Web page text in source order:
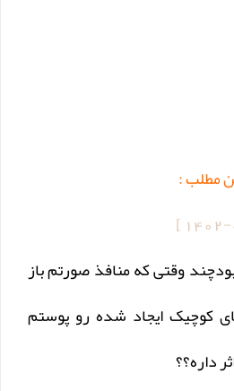
مطلب :
]
وقتی که منافذ صورتم باز
کوچیک ایجاد شده رو پوستم
داره؟؟